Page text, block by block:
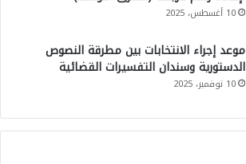
10 أغسطس، 2025
موعد إجراء الانتخابات بين مطرقة النصوص
الدستورية وسندان التفسيرات القضائية
10 نوفمبر، 2025